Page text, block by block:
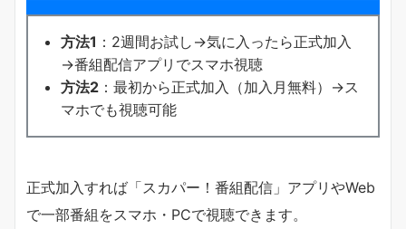
方法1 ：2週間お試し→気に入ったら正式加入
→番組配信アプリでスマホ視聴
方法2 ：最初から正式加入（加入月無料）→ス
マホでも視聴可能
正式加入すれば「スカパー！番組配信」アプリやWeb
で一部番組をスマホ・PCで視聴できます。